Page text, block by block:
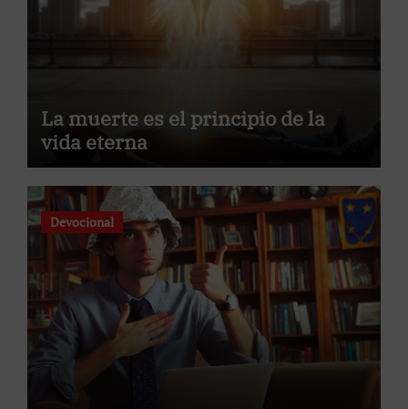
La muerte es el principio de la
vida eterna
Devocional